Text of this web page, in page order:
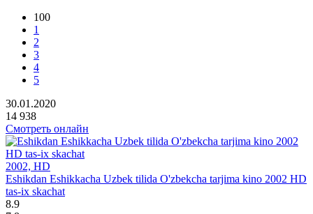
100
1
2
3
4
5
30.01.2020
14 938
Смотреть онлайн
2002, HD
Eshikdan Eshikkacha Uzbek tilida O'zbekcha tarjima kino 2002 HD
tas-ix skachat
8.9